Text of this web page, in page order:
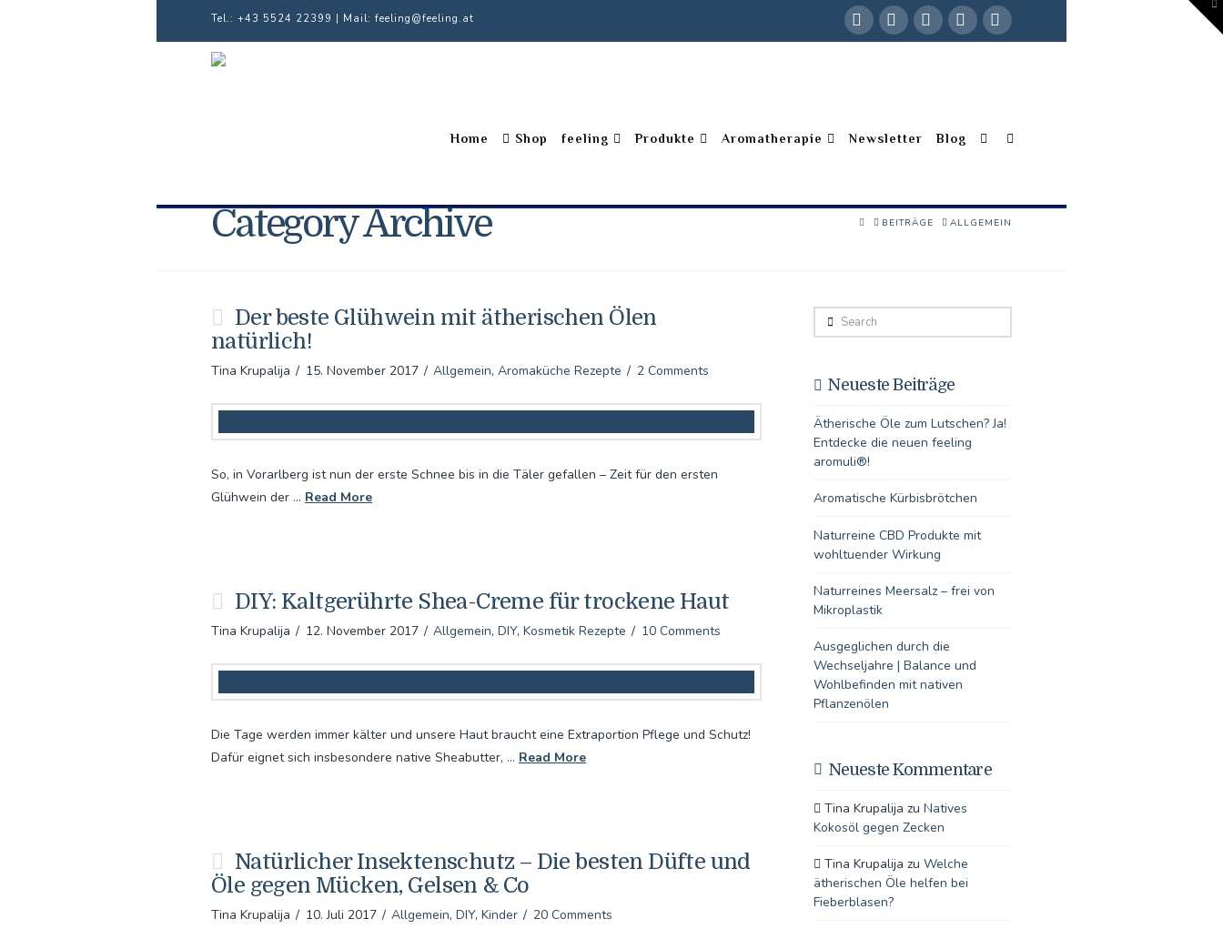
Tel.: +43 5524 22399 | Mail: feeling@feeling.at
Facebook
X YouTubeInstagram
Pinterest
Home Shop feeling Produkte Aromatherapie Newsletter Blog
Category Archive HOMEBEITRÄGE ALLGEMEIN
Der beste Glühwein mit ätherischen Ölen
natürlich!
Tina Krupalija 15. November 2017 Allgemein,Aromaküche Rezepte 2 Comments
So, in Vorarlberg ist nun der erste Schnee bis in die Täler gefallen – Zeit für den ersten
Glühwein der … Read More
DIY: Kaltgerührte Shea-Creme für trockene Haut
Tina Krupalija 12. November 2017 Allgemein,DIY,Kosmetik Rezepte 10 Comments
Die Tage werden immer kälter und unsere Haut braucht eine Extraportion Pflege und Schutz!
Dafür eignet sich insbesondere native Sheabutter, … Read More
Natürlicher Insektenschutz – Die besten Düfte und
Öle gegen Mücken, Gelsen & Co
Tina Krupalija 10. Juli 2017 Allgemein,DIY,Kinder 20 Comments
Search
Neueste Beiträge
Ätherische Öle zum Lutschen? Ja!
Entdecke die neuen feeling
aromuli®!
Aromatische Kürbisbrötchen
Naturreine CBD Produkte mit
wohltuender Wirkung
Naturreines Meersalz – frei von
Mikroplastik
Ausgeglichen durch die
Wechseljahre | Balance und
Wohlbefinden mit nativen
Pflanzenölen
Neueste Kommentare
Tina Krupalija zu Natives
Kokosöl gegen Zecken
Tina Krupalija zu Welche
ätherischen Öle helfen bei
Fieberblasen?